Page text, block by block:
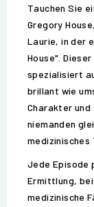
Tauchen Sie
Gregory
Laurie, in der
House".
spezialisiert
brillant wie
Charakter
niemanden
medizinisches
Jede Episode
Ermittlung, bei
medizinische